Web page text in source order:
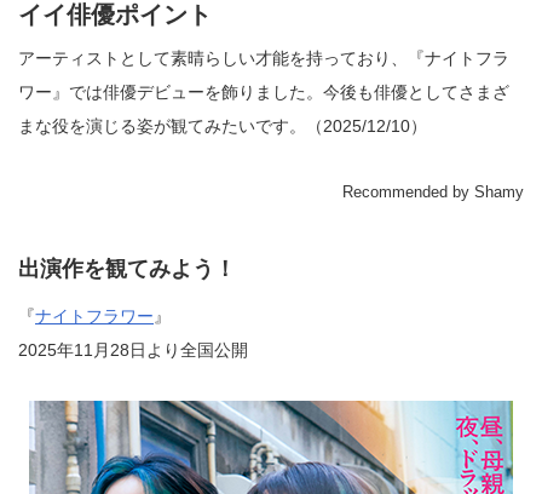
イイ俳優ポイント
アーティストとして素晴らしい才能を持っており、『ナイトフラ
ワー』では俳優デビューを飾りました。今後も俳優としてさまざ
まな役を演じる姿が観てみたいです。（2025/12/10）
Recommended by Shamy
出演作を観てみよう！
『ナイトフラワー 』
2025年11月28日より全国公開